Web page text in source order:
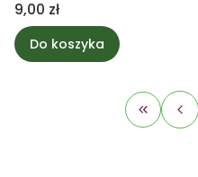
Cena
9,00 zł
Do koszyka
Wróć